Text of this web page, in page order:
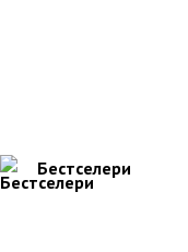
Бестселери